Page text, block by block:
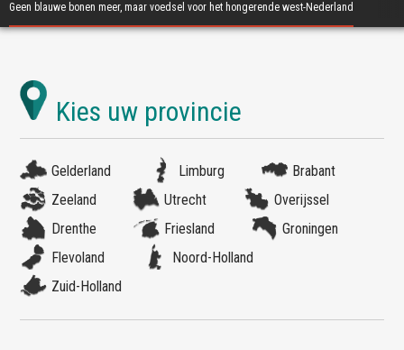
Geen blauwe bonen meer, maar voedsel voor het hongerende west-Nederland
Gelderland Limburg
Brabant
Zeeland
Utrecht
Overijssel
Drenthe
Friesland
Groningen
Flevoland
Noord-Holland
Zuid-Holland